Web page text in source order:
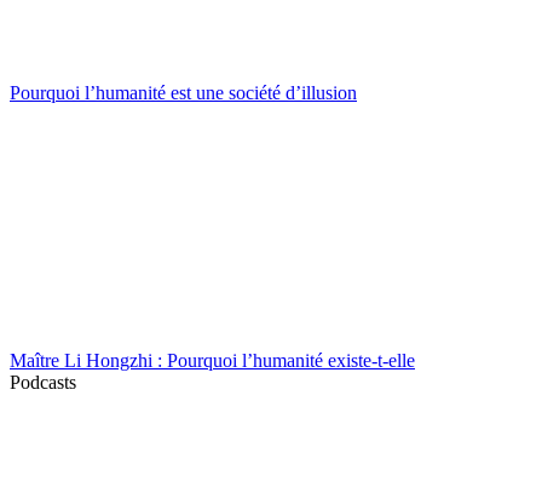
Pourquoi l’humanité est une société d’illusion
Maître Li Hongzhi : Pourquoi l’humanité existe-t-elle
Podcasts